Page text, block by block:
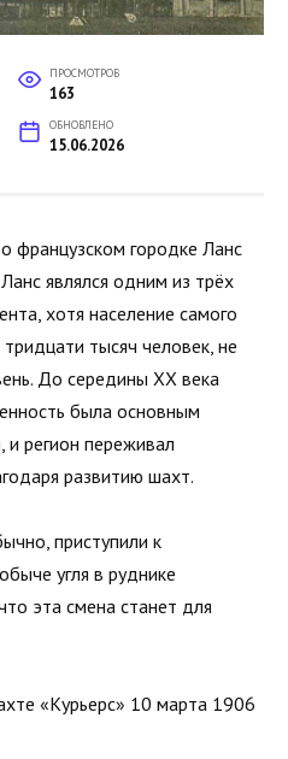
ПРОСМОТРОВ
163
ОБНОВЛЕНО
15.06.2026
французском городке Ланс
являлся одним из трёх
хотя население самого
тысяч человек, не
До середины XX века
была основным
регион переживал
развитию шахт.
приступили к
угля в руднике
эта смена станет для